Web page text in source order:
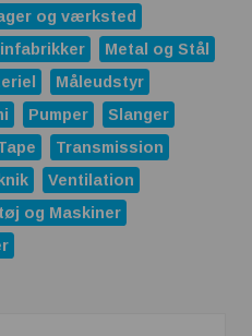
og værksted
Metal og Stål
Måleudstyr
Pumper
Slanger
Transmission
Ventilation
og Maskiner